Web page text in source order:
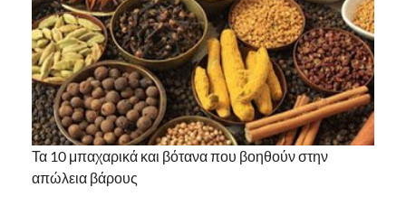
Τα 10 μπαχαρικά και βότανα που βοηθούν στην
απώλεια βάρους